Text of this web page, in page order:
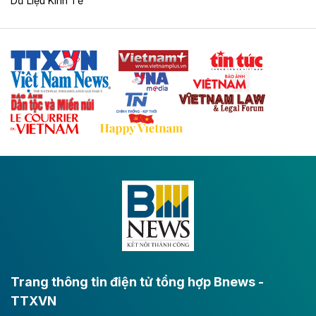
Hòa Phát dự kiến rót thêm 20.000 tỷ đồng
vào dự án ray đường sắt tại Dung Quất
Hòa Phát muốn chi thêm 20.000 tỷ đồng để mở rộng
dự án sản xuất ray đường sắt và thép đặc biệt tại khu
kinh tế Dung Quất.
Keppel thoái toàn bộ vốn khỏi dự án
Empire City tại Thủ Thiêm
Tập đoàn Keppel (Singapore) bán toàn bộ 40% vốn
tại dự án Empire City với giá 270 triệu USD, chấm dứt
dự án.
Theo vnexpress.net
Trang thông tin điện tử tổng hợp Bnews -
TTXVN